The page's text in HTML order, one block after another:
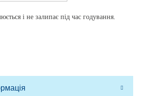
і не залипає під час годування.